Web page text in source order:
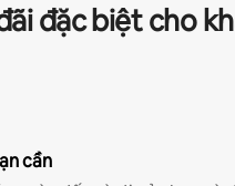
đặc biệt cho
cần